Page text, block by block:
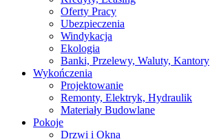
Oferty Pracy
Ubezpieczenia
Windykacja
Ekologia
Banki, Przelewy, Waluty, Kantory
Wykończenia
Projektowanie
Remonty, Elektryk, Hydraulik
Materiały Budowlane
Pokoje
Drzwi i Okna